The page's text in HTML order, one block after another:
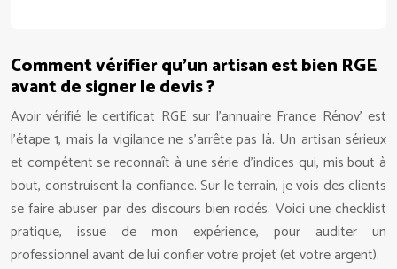
Comment vérifier qu’un artisan est bien RGE
avant de signer le devis ?
Avoir vérifié le certificat RGE sur l’annuaire France Rénov’ est
l’étape 1, mais la vigilance ne s’arrête pas là. Un artisan sérieux
et compétent se reconnaît à une série d’indices qui, mis bout à
bout, construisent la confiance. Sur le terrain, je vois des clients
se faire abuser par des discours bien rodés. Voici une checklist
pratique, issue de mon expérience, pour auditer un
professionnel avant de lui confier votre projet (et votre argent).